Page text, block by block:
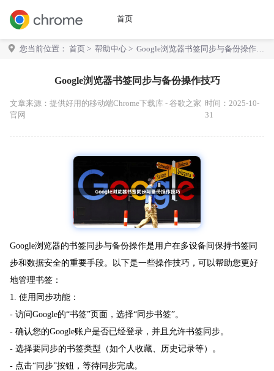
首页
您当前位置： 首页 > 帮助中心 > Google浏览器书签同步与备份操作技
Google浏览器书签同步与备份操作技巧
文章来源： 提供好用的移动端Chrome下载库 - 谷歌之家
官网
时间：2025-10-
31
Google浏览器的书签同步与备份操作是用户在多设备间保持书签同
步和数据安全的重要手段。以下是一些操作技巧，可以帮助您更好
地管理书签：
1. 使用同步功能：
- 访问Google的“书签”页面，选择“同步书签”。
- 确认您的Google账户是否已经登录，并且允许书签同步。
- 选择要同步的书签类型（如个人收藏、历史记录等）。
- 点击“同步”按钮，等待同步完成。